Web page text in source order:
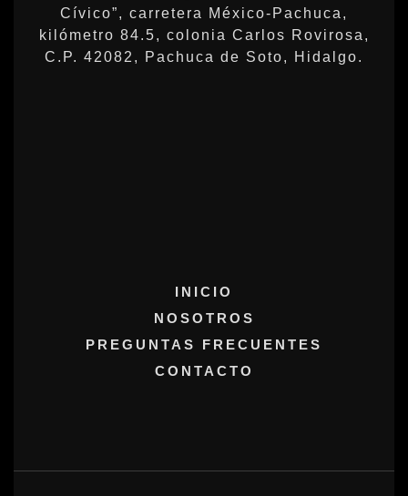
Cívico”, carretera México-Pachuca,
kilómetro 84.5, colonia Carlos Rovirosa,
C.P. 42082, Pachuca de Soto, Hidalgo.
INICIO
NOSOTROS
PREGUNTAS FRECUENTES
CONTACTO